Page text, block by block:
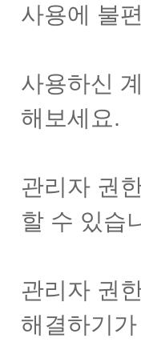
사용에 불
사용하신
해보세요.
관리자 권
할 수 있습
관리자 권
해결하기